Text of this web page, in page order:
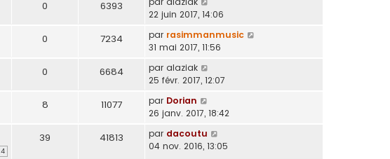
0 6393
22 juin 2017, 14:06
0 7234 par rasimmanmusic
31 mai 2017, 11:56
0 6684 par alaziak
25 févr. 2017, 12:07
8 11077 par Dorian
26 janv. 2017, 18:42
4
39 41813 par dacoutu
04 nov. 2016, 13:05